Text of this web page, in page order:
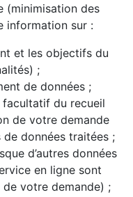
(minimisation des
information sur :
et les objectifs du
;
de données ;
du recueil
de votre demande
données traitées ;
d’autres données
en ligne sont
votre demande) ;